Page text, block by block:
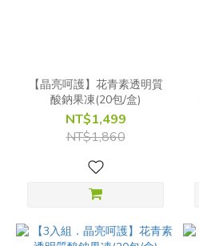
【晶亮呵護】花青素透明質
酸鈉果凍(20包/盒)
NT$1,499
NT$1,860